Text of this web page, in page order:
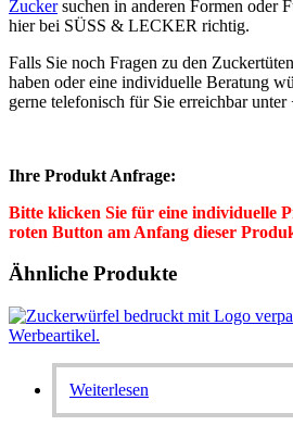
Zuckersuchen in anderen Formen oder
hier bei SÜSS & LECKER richtig.
Falls Sie noch Fragen zu den
haben oder eine individuelle Beratung
gerne telefonisch für Sie erreichbar
Ihre Produkt Anfrage:
Bitte klicken Sie für eine individuelle
roten Button am Anfang dieser
Ähnliche Produkte
Weiterlesen